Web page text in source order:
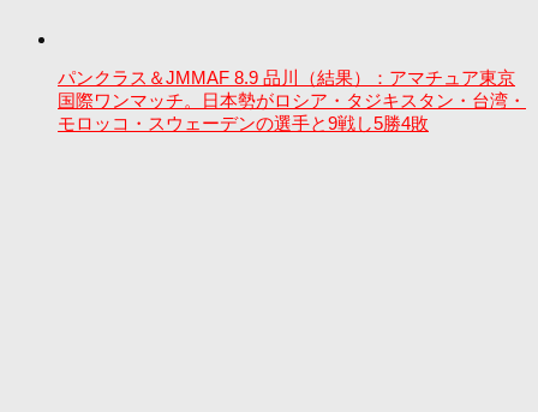
パンクラス＆JMMAF 8.9 品川（結果）：アマチュア東京
国際ワンマッチ。日本勢がロシア・タジキスタン・台湾・
モロッコ・スウェーデンの選手と9戦し5勝4敗